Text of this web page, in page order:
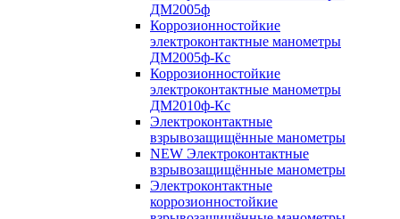
ДМ2005ф
Коррозионностойкие
электроконтактные манометры
ДМ2005ф-Кс
Коррозионностойкие
электроконтактные манометры
ДМ2010ф-Кс
Электроконтактные
взрывозащищённые манометры
NEW Электроконтактные
взрывозащищённые манометры
Электроконтактные
коррозионностойкие